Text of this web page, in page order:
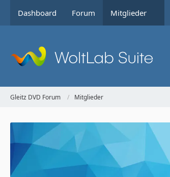
Dashboard Forum Mitglieder
Gleitz DVD Forum Mitglieder